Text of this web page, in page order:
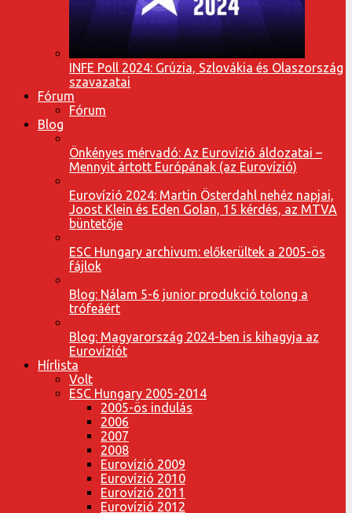
INFE Poll 2024: Grúzia, Szlovákia és Olaszország
szavazatai
Fórum
Fórum
Blog
Önkényes mérvadó: Az Eurovízió áldozatai –
Mennyit ártott Európának (az Eurovízió)
Eurovízió 2024: Martin Österdahl nehéz napjai,
Joost Klein és Eden Golan, 15 kérdés, az MTVA
büntetője
ESC Hungary archivum: előkerültek a 2005-ös
fájlok
Blog: Nálam 5-6 junior produkció tolong a
trófeáért
Blog: Magyarország 2024-ben is kihagyja az
Eurovíziót
Hírlista
Volt
ESC Hungary 2005-2014
2005-ös indulás
2006
2007
2008
Eurovízió 2009
Eurovízió 2010
Eurovízió 2011
Eurovízió 2012